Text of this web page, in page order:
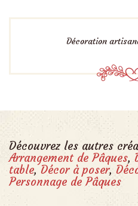
Décoration
Découvrez les autres
Arrangement de Pâques,
table,Décor à poser,
Personnage de Pâques